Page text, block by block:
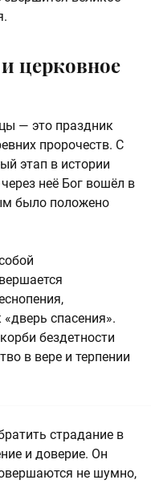
церковное
— это праздник
пророчеств. С
этап в истории
неё Бог вошёл в
было положено
спасения».
бездетности
в вере и терпении
страдание в
и доверие. Он
не шумно,